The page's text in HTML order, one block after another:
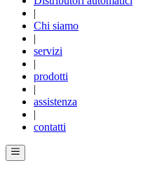
|
Chi siamo
|
servizi
|
prodotti
|
assistenza
|
contatti